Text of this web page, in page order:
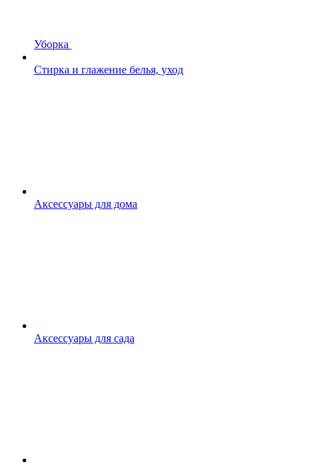
Уборка
Стирка и глажение белья, уход
Аксессуары для дома
Аксессуары для сада